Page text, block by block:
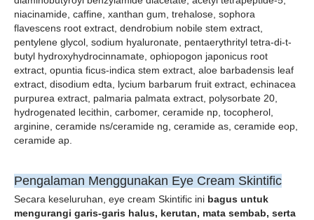
niacinamide, caffine, xanthan gum, trehalose, sophora
flavescens root extract, dendrobium nobile stem extract,
pentylene glycol, sodium hyaluronate, pentaerythrityl tetra-di-t-
butyl hydroxyhydrocinnamate, ophiopogon japonicus root
extract, opuntia ficus-indica stem extract, aloe barbadensis leaf
extract, disodium edta, lycium barbarum fruit extract, echinacea
purpurea extract, palmaria palmata extract, polysorbate 20,
hydrogenated lecithin, carbomer, ceramide np, tocopherol,
arginine, ceramide ns/ceramide ng, ceramide as, ceramide eop,
ceramide ap.
Pengalaman Menggunakan Eye Cream Skintific
Secara keseluruhan, eye cream Skintific ini bagus untuk
mengurangi garis-garis halus, kerutan, mata sembab, serta